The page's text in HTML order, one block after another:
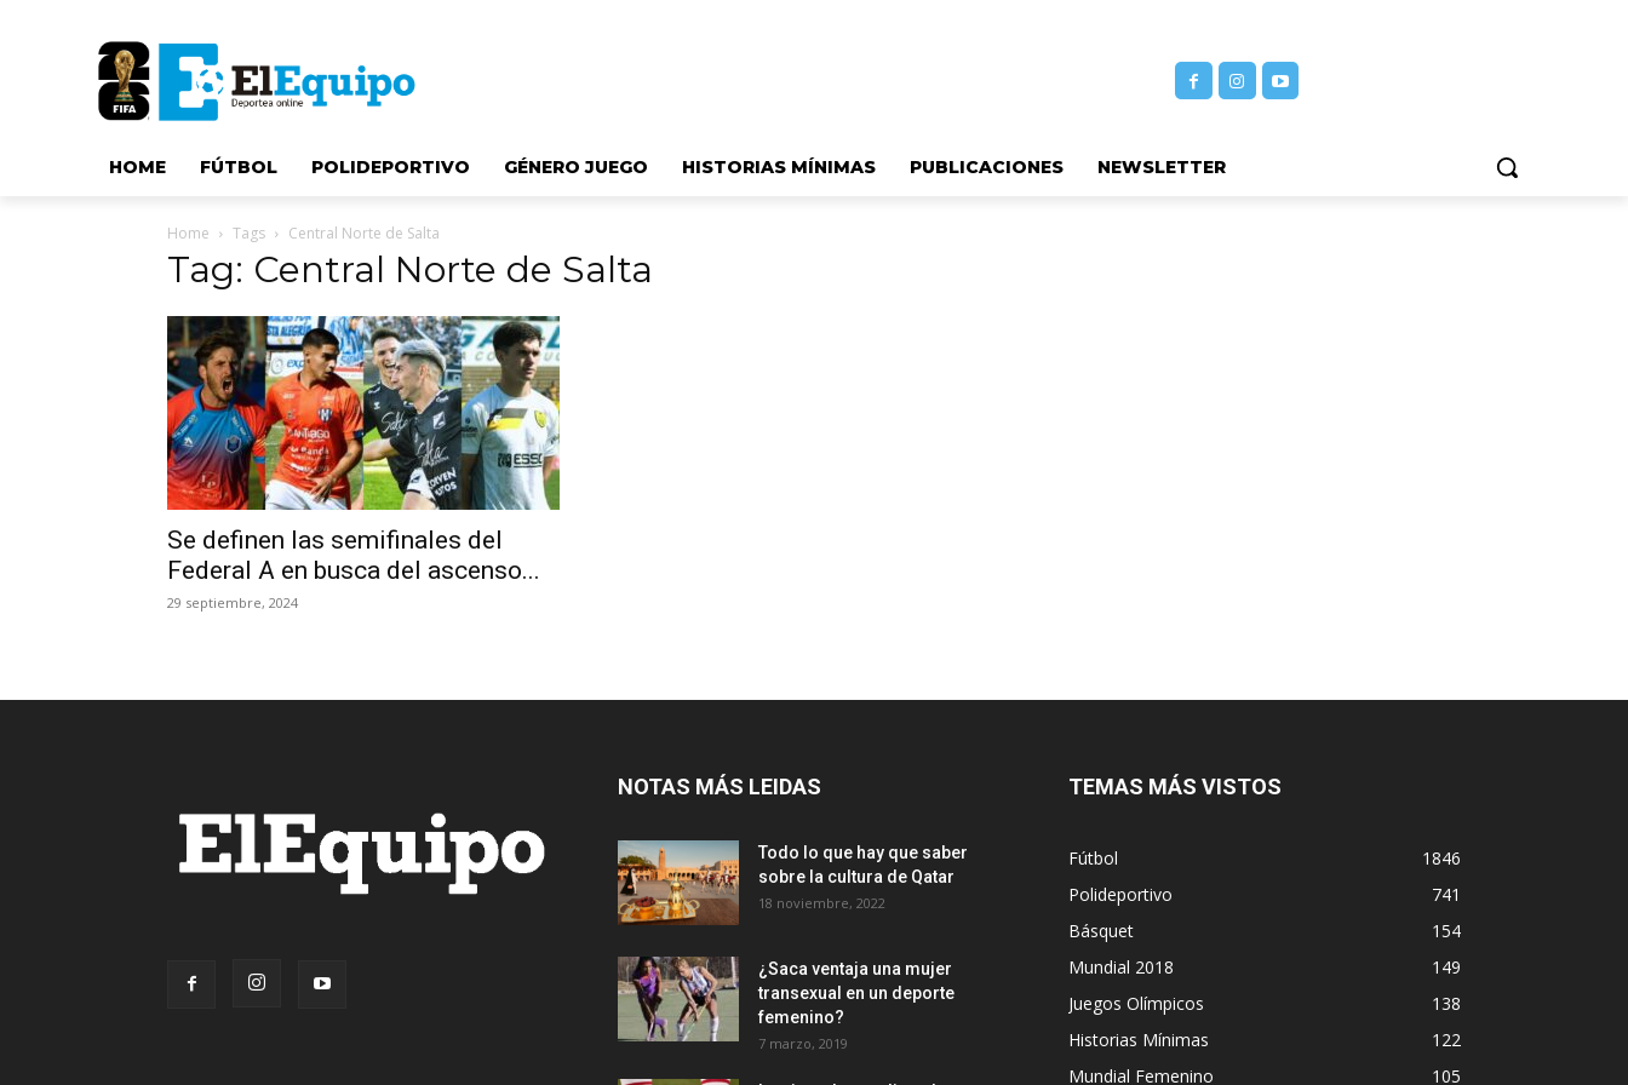
HOME FÚTBOL POLIDEPORTIVO GÉNERO JUEGO HISTORIAS MÍNIMAS PUBLICACIONES NEWSLETTER
Home Tags Central Norte de Salta
Tag: Central Norte de Salta
Se definen las semifinales del
Federal A en busca del ascenso...
29 septiembre, 2024
NOTAS MÁS LEIDAS
Todo lo que hay que saber
sobre la cultura de Qatar
18 noviembre, 2022
¿Saca ventaja una mujer
transexual en un deporte
femenino?
7 marzo, 2019
TEMAS MÁS VISTOS
Fútbol
1846
Polideportivo
741
Básquet
154
Mundial 2018
149
Juegos Olímpicos
138
Historias Mínimas
122
Mundial Femenino
105